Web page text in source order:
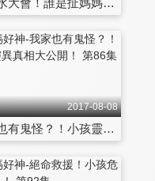
吐苦水大會！誰是扯媽媽後腿的兇手？！ 第80集
2017-08-08
我家也有鬼怪？！小孩靈異真相大公開！ 第86集